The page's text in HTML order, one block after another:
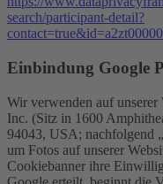
search/participant-detail?
Einbindung Google
Wir verwenden auf unserer
Inc. (Sitz in 1600
94043, USA; nachfolgend
um Fotos auf unserer
Cookiebanner ihre